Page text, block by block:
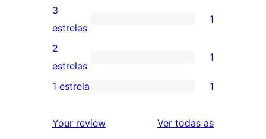
5
estrelas
valoracións
de
4
estrelas
1
valoración
de
3
3
estrelas
1
1
valoración
2
2
estrelas
1
de
1 estrela 1
Your review Ver todas asvaloracións